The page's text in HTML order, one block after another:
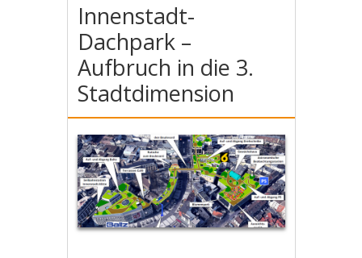
Innenstadt-
Dachpark –
Aufbruch in die 3.
Stadtdimension